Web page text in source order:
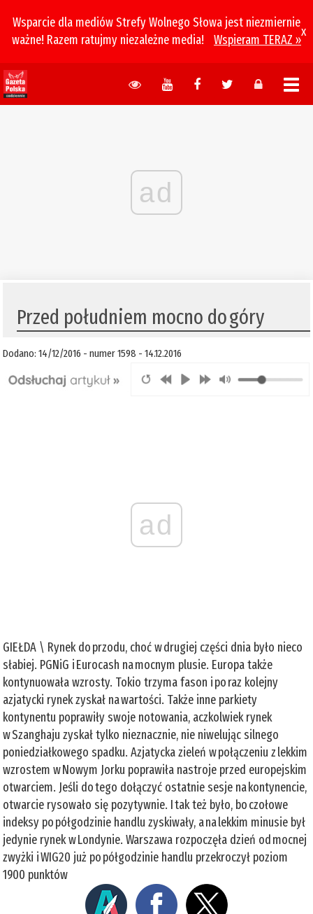
Wsparcie dla mediów Strefy Wolnego Słowa jest niezmiernie
ważne! Razem ratujmy niezależne media!
Wspieram TERAZ »
x
ad
Przed południem mocno do góry
Dodano: 14/12/2016 - numer 1598 - 14.12.2016
ad
GIEŁDA \ Rynek do przodu, choć w drugiej części dnia było nieco
słabiej. PGNiG i Eurocash na mocnym plusie. Europa także
kontynuowała wzrosty. Tokio trzyma fason i po raz kolejny
azjatycki rynek zyskał na wartości. Także inne parkiety
kontynentu poprawiły swoje notowania, aczkolwiek rynek
w Szanghaju zyskał tylko nieznacznie, nie niwelując silnego
poniedziałkowego spadku. Azjatycka zieleń w połączeniu z lekkim
wzrostem w Nowym Jorku poprawiła nastroje przed europejskim
otwarciem. Jeśli do tego dołączyć ostatnie sesje na kontynencie,
otwarcie rysowało się pozytywnie. I tak też było, bo czołowe
indeksy po półgodzinie handlu zyskiwały, a na lekkim minusie był
jedynie rynek w Londynie. Warszawa rozpoczęła dzień od mocnej
zwyżki i WIG20 już po półgodzinie handlu przekroczył poziom
1900 punktów